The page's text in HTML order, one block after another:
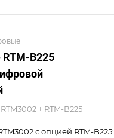
RTM-B225
RTM3002 + RTM-B225
с опцией RTM-B225: